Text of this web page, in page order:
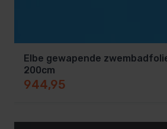
Elbe gewapende
200cm
944,95